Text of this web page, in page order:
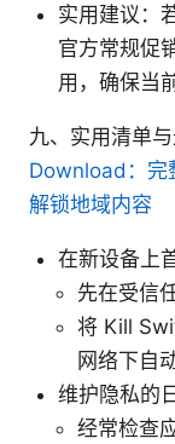
实用建议：
官方常规促
用，确保当
九、实用清单
Download：完
解锁地域内容
在新设备上
先在受信
将 Kill
网络下自
维护隐私的
经常检查